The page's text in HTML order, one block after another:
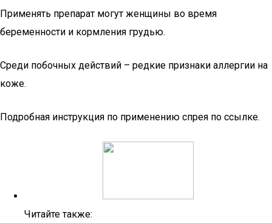
Применять препарат могут женщины во время
беременности и кормления грудью.
Среди побочных действий – редкие признаки аллергии на
коже.
Подробная инструкция по применению спрея по ссылке.
Читайте также: